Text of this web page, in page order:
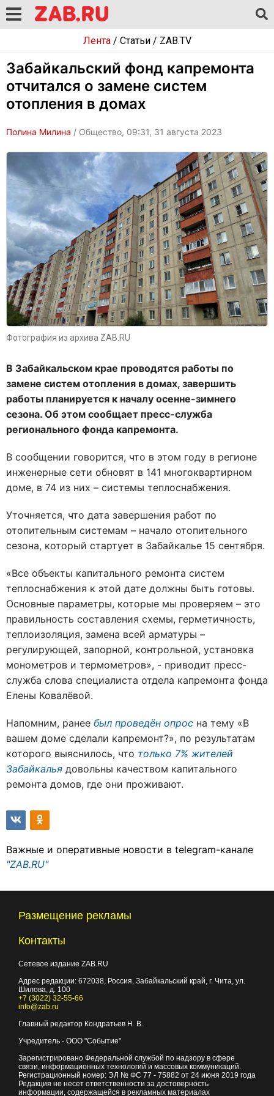
Лента/ Статьи/ ZAB.TV
Забайкальский фонд капремонта
отчитался о замене систем
отопления в домах
Полина Милина / Общество, 09:31, 31 августа 2023
Фотография из архива ZAB.RU
В Забайкальском крае проводятся работы по
замене систем отопления в домах, завершить
работы планируется к началу осенне-зимнего
сезона. Об этом сообщает пресс-служба
регионального фонда капремонта.
В сообщении говорится, что в этом году в регионе
инженерные сети обновят в 141 многоквартирном
доме, в 74 из них – системы теплоснабжения.
Уточняется, что дата завершения работ по
отопительным системам – начало отопительного
сезона, который стартует в Забайкалье 15 сентября.
«Все объекты капитального ремонта систем
теплоснабжения к этой дате должны быть готовы.
Основные параметры, которые мы проверяем – это
правильность составления схемы, герметичность,
теплоизоляция, замена всей арматуры –
регулирующей, запорной, контрольной, установка
монометров и термометров», - приводит пресс-
служба слова специалиста отдела капремонта фонда
Елены Ковалёвой.
Напомним, ранее был проведён опрос на тему «В
вашем доме сделали капремонт?», по результатам
которого выяснилось, что только 7% жителей
Забайкалья довольны качеством капитального
ремонта домов, где они проживают.
Важные и оперативные новости в telegram-канале
"ZAB.RU"
Размещение рекламы
Контакты
Сетевое издание ZAB.RU
Адрес редакции: 672038 , Россия, Забайкальский край, г. Чита ул.
Шилова, д. 100
+7 (3022) 32-55-66
info@zab.ru
Главный редактор Кондратьев Н. В.
Учредитель - ООО "Событие"
Зарегистрировано Федеральной службой по надзору в сфере
связи, информационных технологий и массовых коммуникаций.
Регистрационный номер: ЭЛ № ФС 77 - 75882 от 24 июня 2019 года
Редакция не несет ответственности за достоверность
информации, содержащейся в рекламных материалах